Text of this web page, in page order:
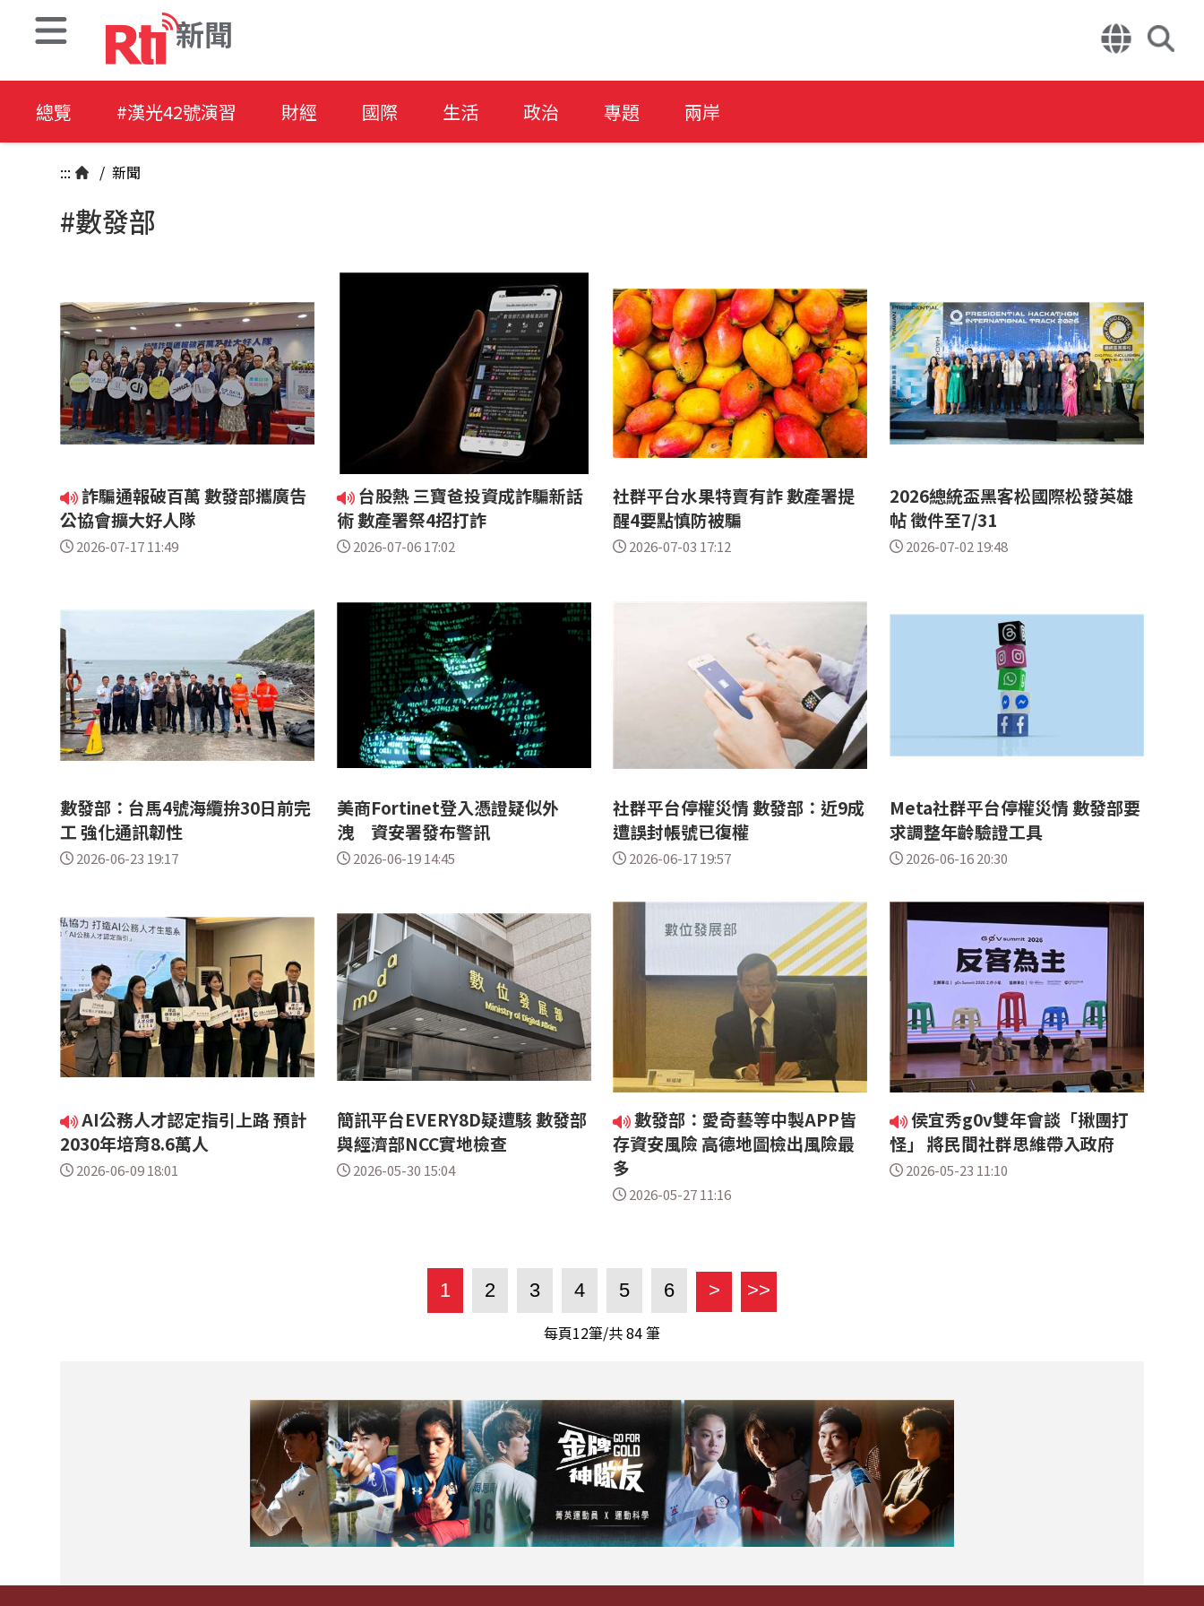
新聞
總覽 #漢光42號演習 財經 國際 生活 政治 專題 兩岸
::: / 新聞
#數發部
詐騙通報破百萬 數發部攜廣告
公協會擴大好人隊
2026-07-17 11:49
台股熱 三寶爸投資成詐騙新話
術 數產署祭4招打詐
2026-07-06 17:02
社群平台水果特賣有詐 數產署提
醒4要點慎防被騙
2026-07-03 17:12
2026總統盃黑客松國際松發英雄
帖 徵件至7/31
2026-07-02 19:48
數發部：台馬4號海纜拚30日前完
工 強化通訊韌性
2026-06-23 19:17
美商Fortinet登入憑證疑似外
洩 資安署發布警訊
2026-06-19 14:45
社群平台停權災情 數發部：近9成
遭誤封帳號已復權
2026-06-17 19:57
Meta社群平台停權災情 數發部要
求調整年齡驗證工具
2026-06-16 20:30
AI公務人才認定指引上路 預計
2030年培育8.6萬人
2026-06-09 18:01
簡訊平台EVERY8D疑遭駭 數發部
與經濟部NCC實地檢查
2026-05-30 15:04
數發部：愛奇藝等中製APP皆
存資安風險 高德地圖檢出風險最
多
2026-05-27 11:16
侯宜秀g0v雙年會談「揪團打
怪」 將民間社群思維帶入政府
2026-05-23 11:10
1 2 3 4 5 6 > >>
每頁12筆/共84筆